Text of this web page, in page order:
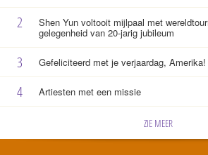
2 Shen Yun voltooit mijlpaal met
gelegenheid van 20-jarig jubileum
3 Gefeliciteerd met je verjaardag, Amerika!
4 Artiesten met een missie
ZIE MEER